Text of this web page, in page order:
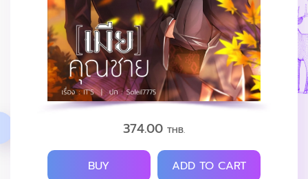
374.00 THB.
BUY ADD TO CART